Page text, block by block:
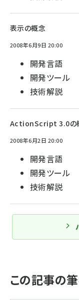
表示の概念
2008年6月9日 20:00
開発言語
開発ツール
技術解説
ActionScript 3.0の
2008年6月2日 20:00
開発言語
開発ツール
技術解説
この記事の